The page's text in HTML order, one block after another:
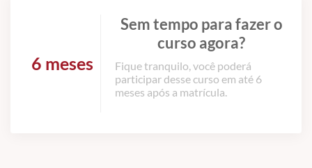
6 meses
Sem tempo para fazer o
curso agora?
Fique tranquilo, você poderá
participar desse curso em até 6
meses após a matrícula.